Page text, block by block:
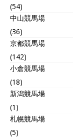
(54)
中山競馬場
(36)
京都競馬場
(142)
小倉競馬場
(18)
新潟競馬場
(1)
札幌競馬場
(5)